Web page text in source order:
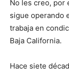
No les creo, por
sigue operando
trabaja en
Baja California.
Hace siete